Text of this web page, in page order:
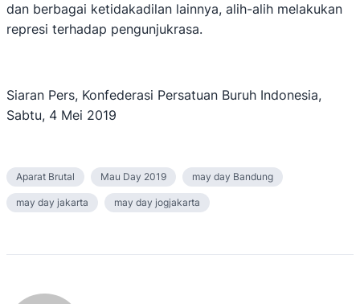
dan berbagai ketidakadilan lainnya, alih-alih melakukan
represi terhadap pengunjukrasa.
Siaran Pers, Konfederasi Persatuan Buruh Indonesia,
Sabtu, 4 Mei 2019
Aparat Brutal Mau Day 2019 may day Bandung
may day jakarta may day jogjakarta